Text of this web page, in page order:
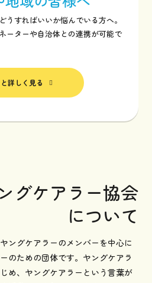
うすればいいか悩んでいる方へ。
ーターや自治体との連携が可能で
詳しく見る
グケアラー協会
について
ングケアラーのメンバーを中心に
のための団体です。ヤングケアラ
め、ヤングケアラーという言葉が